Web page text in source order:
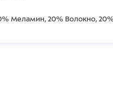
Меламин, 20% Волокно,